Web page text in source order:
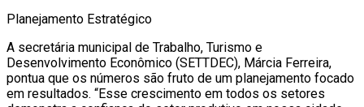
Planejamento Estratégico
A secretária municipal de Trabalho, Turismo e
Desenvolvimento Econômico (SETTDEC), Márcia Ferreira,
pontua que os números são fruto de um planejamento focado
em resultados. “Esse crescimento em todos os setores